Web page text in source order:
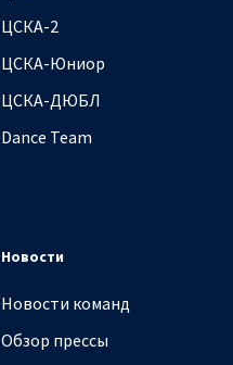
ЦСКА-2
ЦСКА-Юниор
ЦСКА-ДЮБЛ
Dance Team
Новости
Новости команд
Обзор прессы